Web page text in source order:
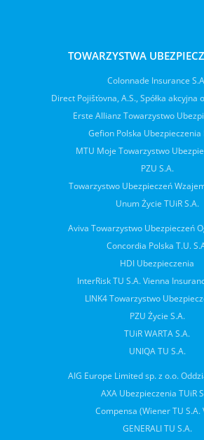
TOWARZYSTWA
Colonnade Insurance
Direct Pojišťovna, A.S., Spółka akcyjna
Erste Allianz Towarzystwo
Gefion Polska Ubezpieczenia
MTU Moje Towarzystwo
PZU S.A.
Towarzystwo Ubezpieczeń
Unum Życie TUiR S.A.
Aviva Towarzystwo Ubezpieczeń
Concordia Polska T.U.
HDI Ubezpieczenia
InterRisk TU S.A. Vienna
LINK4 Towarzystwo
PZU Życie S.A.
TUiR WARTA S.A.
UNIQA TU S.A.
AIG Europe Limited sp. z o.o.
AXA Ubezpieczenia TUiR
Compensa (Wiener TU S.A.
GENERALI TU S.A.